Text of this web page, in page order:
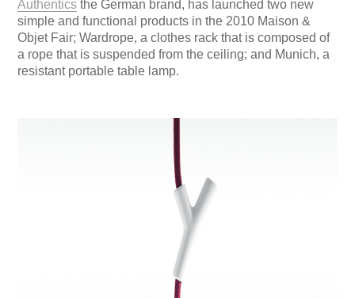
Authentics the German brand, has launched two new
simple and functional products in the 2010 Maison &
Objet Fair; Wardrope, a clothes rack that is composed of
a rope that is suspended from the ceiling; and Munich, a
resistant portable table lamp.